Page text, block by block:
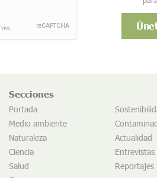
Secciones
Portada
Medio ambiente
Naturaleza
Actualidad
Ciencia
Entrevistas
Salud
Reportajes